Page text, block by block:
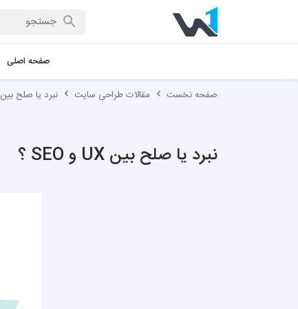
صفحه اصلی
صفحه نخست مقالات طراحی سایت نبرد یا صلح بین UX و SEO ؟
نبرد یا صلح بین UX و SEO ؟